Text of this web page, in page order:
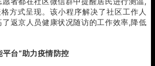
方式呈现。该小程序解决了社区工作人
了返京人员健康状况随访的工作效率,降低
台”助力疫情防控